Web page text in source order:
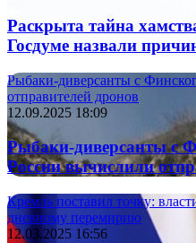
Раскрыта тайна
Госдуме назвали
Рыбаки-диверсанты с
отправителей дронов
12.09.2025 18:09
Рыбаки-диверсанты с
России вычислили
Кремль поставил точку:
дневному перемирию
12.03.2025 16:56